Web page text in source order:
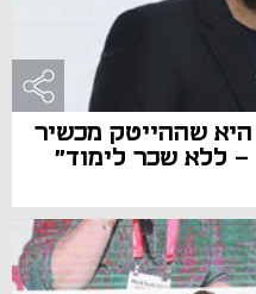
שההייטק מכשיר
- ללא שכר לימוד"